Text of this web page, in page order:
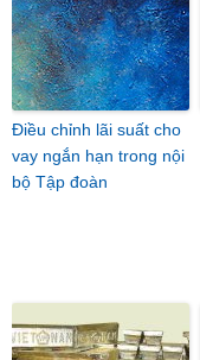
Điều chỉnh lãi suất cho
vay ngắn hạn trong nội
bộ Tập đoàn